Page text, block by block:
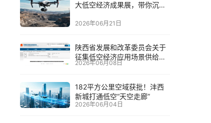
大低空经济成果展，带你沉浸
2026年06月21日
陕西省发展和改革委员会关于
征集低空经济应用场景供给和
需求清单的通知
2026年06月08日
182平方公里空域获批！沣西
新城打通低空“天空走廊”
2026年06月04日